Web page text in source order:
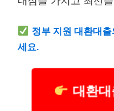
정부 지원 대환대
세요.
대환대